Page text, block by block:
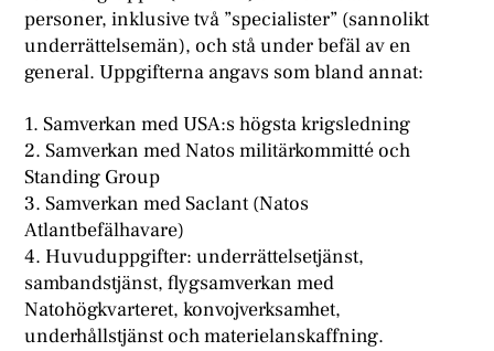
personer, inklusive två ”specialister” (sannolikt
underrättelsemän), och stå under befäl av en
general. Uppgifterna angavs som bland annat:
1. Samverkan med USA:s högsta krigsledning
2. Samverkan med Natos militärkommitté och
Standing Group
3. Samverkan med Saclant (Natos
Atlantbefälhavare)
4. Huvuduppgifter: underrättelsetjänst,
sambandstjänst, flygsamverkan med
Natohögkvarteret, konvojverksamhet,
underhållstjänst och materielanskaffning.